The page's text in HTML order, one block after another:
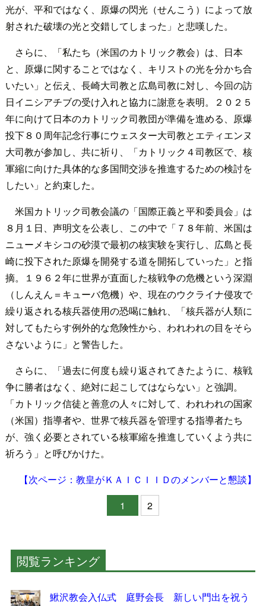
光が、平和ではなく、原爆の閃光（せんこう）によって放
射された破壊の光と交錯してしまった」と悲嘆した。
さらに、「私たち（米国のカトリック教会）は、日本
と、原爆に関することではなく、キリストの光を分かち合
いたい」と伝え、長崎大司教と広島司教に対し、今回の訪
日イニシアチブの受け入れと協力に謝意を表明。２０２５
年に向けて日本のカトリック司教団が準備を進める、原爆
投下８０周年記念行事にウェスター大司教とエティエンヌ
大司教が参加し、共に祈り、「カトリック４司教区で、核
軍縮に向けた具体的な多国間交渉を推進するための検討を
したい」と約束した。
米国カトリック司教会議の「国際正義と平和委員会」は
８月１日、声明文を公表し、この中で「７８年前、米国は
ニューメキシコの砂漠で最初の核実験を実行し、広島と長
崎に投下された原爆を開発する道を開拓していった」と指
摘。１９６２年に世界が直面した核戦争の危機という深淵
（しんえん＝キューバ危機）や、現在のウクライナ侵攻で
繰り返される核兵器使用の恐喝に触れ、「核兵器が人類に
対してもたらす例外的な危険性から、われわれの目をそら
さないように」と警告した。
さらに、「過去に何度も繰り返されてきたように、核戦
争に勝者はなく、絶対に起こしてはならない」と強調。
「カトリック信徒と善意の人々に対して、われわれの国家
（米国）指導者や、世界で核兵器を管理する指導者たち
が、強く必要とされている核軍縮を推進していくよう共に
祈ろう」と呼びかけた。
【次ページ：教皇がＫＡＩＣＩＩＤのメンバーと懇談】
1
2
閲覧ランキング
鰍沢教会入仏式 庭野会長 新しい門出を祝う